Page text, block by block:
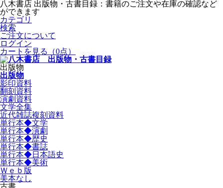
八木書店 出版物・古書目録：書籍のご注文や在庫の確認など
ができます
カテゴリ
検索
ご注文について
ログイン
カートを見る
（0点）
出版物
出版物
影印資料
翻刻資料
演劇資料
文学全集
近代雑誌複刻資料
単行本◆文学
単行本◆演劇
単行本◆歴史
単行本◆書誌
単行本◆日本語史
単行本◆美術
Ｗｅｂ版
美本なし
古書